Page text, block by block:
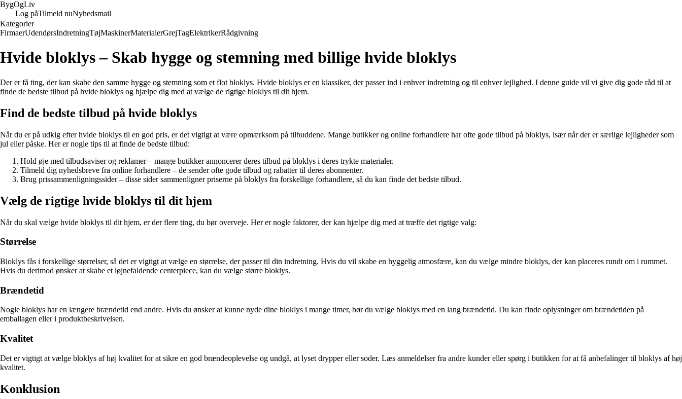
BygOgLiv
Log påTilmeld nuNyhedsmail
Kategorier
FirmaerUdendørsIndretningTøjMaskinerMaterialerGrejTagElektrikerRådgivning
Hvide bloklys – Skab hygge og stemning med billige hvide bloklys
Der er få ting, der kan skabe den samme hygge og stemning som et flot bloklys. Hvide bloklys er en klassiker, der passer ind i enhver indretning og til enhver lejlighed. I denne guide vil vi give dig gode råd til at
finde de bedste tilbud på hvide bloklys og hjælpe dig med at vælge de rigtige bloklys til dit hjem.
Find de bedste tilbud på hvide bloklys
Når du er på udkig efter hvide bloklys til en god pris, er det vigtigt at være opmærksom på tilbuddene. Mange butikker og online forhandlere har ofte gode tilbud på bloklys, især når der er særlige lejligheder som
jul eller påske. Her er nogle tips til at finde de bedste tilbud:
Hold øje med tilbudsaviser og reklamer – mange butikker annoncerer deres tilbud på bloklys i deres trykte materialer.
Tilmeld dig nyhedsbreve fra online forhandlere – de sender ofte gode tilbud og rabatter til deres abonnenter.
Brug prissammenligningssider – disse sider sammenligner priserne på bloklys fra forskellige forhandlere, så du kan finde det bedste tilbud.
Vælg de rigtige hvide bloklys til dit hjem
Når du skal vælge hvide bloklys til dit hjem, er der flere ting, du bør overveje. Her er nogle faktorer, der kan hjælpe dig med at træffe det rigtige valg:
Størrelse
Bloklys fås i forskellige størrelser, så det er vigtigt at vælge en størrelse, der passer til din indretning. Hvis du vil skabe en hyggelig atmosfære, kan du vælge mindre bloklys, der kan placeres rundt om i rummet.
Hvis du derimod ønsker at skabe et iøjnefaldende centerpiece, kan du vælge større bloklys.
Brændetid
Nogle bloklys har en længere brændetid end andre. Hvis du ønsker at kunne nyde dine bloklys i mange timer, bør du vælge bloklys med en lang brændetid. Du kan finde oplysninger om brændetiden på
emballagen eller i produktbeskrivelsen.
Kvalitet
Det er vigtigt at vælge bloklys af høj kvalitet for at sikre en god brændeoplevelse og undgå, at lyset drypper eller soder. Læs anmeldelser fra andre kunder eller spørg i butikken for at få anbefalinger til bloklys af høj
kvalitet.
Konklusion